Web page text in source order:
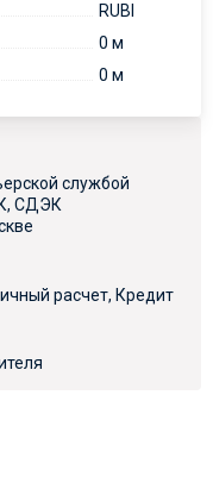
RUBI
0 м
0 м
службой
СДЭК
расчет, Кредит